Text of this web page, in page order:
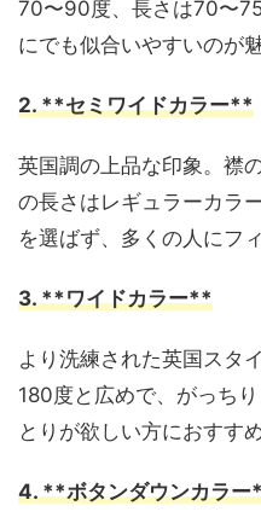
70〜90度、長さは70〜
にでも似合いやすいのが
2. **セミワイドカラー**
英国調の上品な印象。襟
の長さはレギュラーカラ
を選ばず、多くの人にフ
3. **ワイドカラー**
より洗練された英国スタ
180度と広めで、がっち
とりが欲しい方におすすめ
4. **ボタンダウンカラ